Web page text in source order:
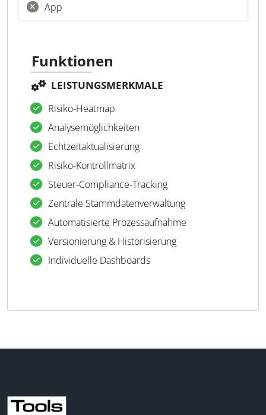
App
Funktionen
LEISTUNGSMERKMALE
Risiko-Heatmap
Analysemöglichkeiten
Echtzeitaktualisierung
Risiko-Kontrollmatrix
Steuer-Compliance-Tracking
Zentrale Stammdatenverwaltung
Automatisierte Prozessaufnahme
Versionierung & Historisierung
Individuelle Dashboards